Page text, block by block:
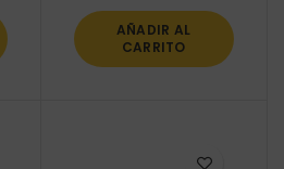
AÑADIR AL
CARRITO